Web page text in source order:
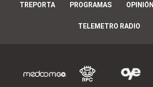
TREPORTA PROGRAMAS OPINIÓN
TELEMETRO RADIO